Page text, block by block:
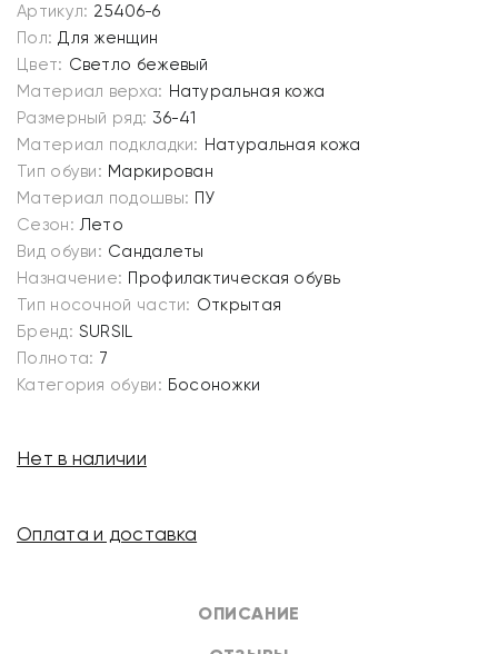
ОПИСАНИЕ
Артикул: 25406-6
Пол: Для женщин
Цвет: Светло бежевый
Материал верха: Натуральная кожа
Размерный ряд: 36-41
Материал подкладки: Натуральная кожа
Тип обуви: Маркирован
Материал подошвы: ПУ
Сезон: Лето
Вид обуви: Сандалеты
Назначение: Профилактическая обувь
Тип носочной части: Открытая
Бренд: SURSIL
Полнота: 7
Категория обуви: Босоножки
Нет в наличии
Оплата и доставка